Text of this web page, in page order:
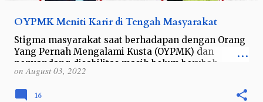
OYPMK Meniti Karir di Tengah Masyarakat
Stigma masyarakat saat berhadapan dengan Orang
Yang Pernah Mengalami Kusta (OYPMK) dan
penyandang disabilitas masih belum berubah.
Kebanyakan orang masih berpikir OYPMK dan
penyan…
onAugust 03, 2022
16